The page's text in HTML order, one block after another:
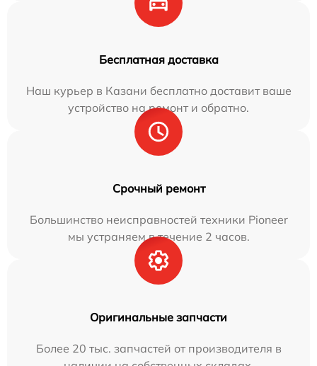
Бесплатная доставка
Наш курьер в Казани бесплатно доставит ваше
устройство на ремонт и обратно.
Срочный ремонт
Большинство неисправностей техники Pioneer
мы устраняем в течение 2 часов.
Оригинальные запчасти
Более 20 тыс. запчастей от производителя в